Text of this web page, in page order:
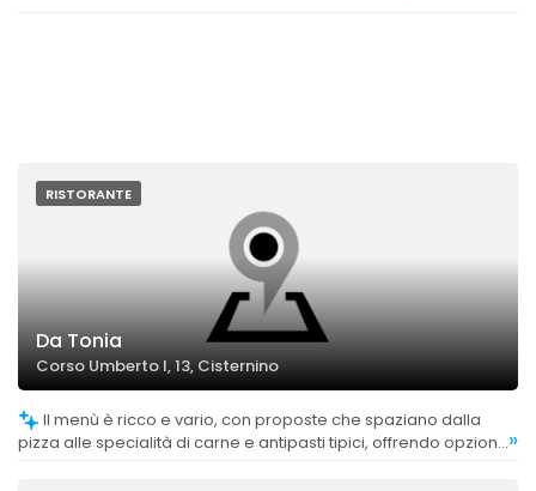
RISTORANTE
Da Tonia
Corso Umberto I, 13, Cisternino
pizza alle specialità di carne e antipasti tipici, offrendo opzioni »